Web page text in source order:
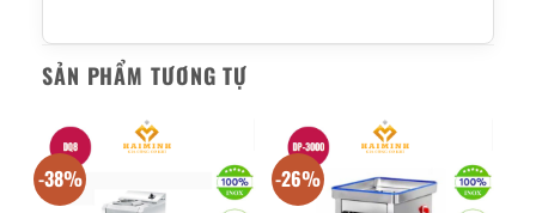
SẢN PHẨM TƯƠNG TỰ
-38% -26%